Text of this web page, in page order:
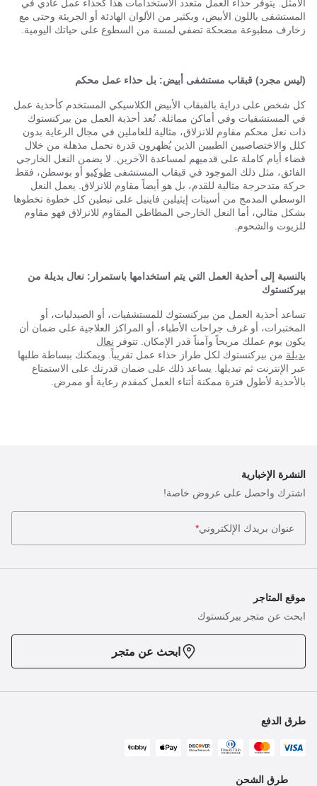
الأمثل. يتوفر حذاء العمل متعدد الاستخدامات هذا كحذاء عمل عادي في
المستشفى باللون الأبيض، وبكثير من الألوان الهادئة أو الجريئة وحتى مع
زخارف مطبوعة مضحكة تضفي لمسة من السطوع على حياتك اليومية.
(ليس مجرد) قبقاب مستشفى أبيض: بل حذاء عمل محكم
كل شخص على دراية بالقبقاب الأبيض الكلاسيكي المستخدم كأحذية عمل
في المستشفيات وفي أماكن مماثلة. تُعد أحذية العمل من بيركنستوك
ذات نعل محكم مقاوم للانزلاق، مثالية للعاملين في مجال الرعاية بدون
كلل والاختصاصيين الطبيين الذين يُظهرون قدرة تحمل مذهلة من خلال
قضاء أيام كاملة على قدميهم لمساعدة الآخرين. لا يضمن النعل الخارجي
الفائق، مثل ذلك الموجود في قبقاب المستشفى طوكيو أو بوسطن، فقط
حركة متدحرجة مثالية للقدم، بل هو أيضاً مقاوم للانزلاق. يعمل النعل
الوسطي المدمج من أسيتات إيثيلين فاينيل على تبطين كل خطوة تخطوها
بشكل مثالي، أما النعل الخارجي المطاطي المقاوم للانزلاق فهو مقاوم
للزيوت والشحوم.
بالنسبة إلى أحذية العمل التي يتم استخدامها باستمرار: نعال بديلة من
بيركنستوك
تساعد أحذية العمل من بيركنستوك للمستشفيات، أو الصيدليات، أو
المختبرات، أو غرف جراحات الأطباء، أو المراكز العلاجية على ضمان أن
يكون يوم عملك مريحاً وآمناً قدر الإمكان. تتوفر نعال
بديلة من بيركنستوك لكل طراز حذاء عمل تقريباً. ويمكنك ببساطة طلبها
عبر الإنترنت ثم تبديلها. يساعد ذلك على ضمان قدرتك على الاستمتاع
بالأحذية لأطول فترة ممكنة أثناء العمل كمقدم رعاية أو ممرض.
النشرة الإخبارية
اشترك واحصل على عروض خاصة!
عنوان بريدك الإلكتروني*
موقع المتاجر
ابحث عن متجر بيركنستوك
ابحث عن متجر
طرق الدفع
طرق الشحن